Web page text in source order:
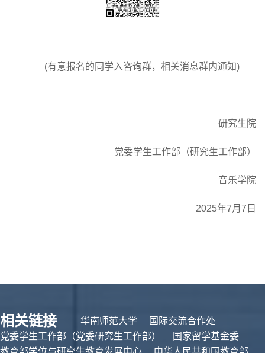
(有意报名的同学入咨询群，相关消息群内通知)
研究生院
党委学生工作部（研究生工作部）
音乐学院
2025年7月7日
相关链接 华南师范大学
国际交流合作处
党委学生工作部（党委研究生工作部）
国家留学基金委